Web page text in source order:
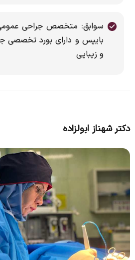
سوابق: متخصص جراحی
بایپس و دارای بورد تخصصی
و زیبایی
دکتر شهناز ابولزاده